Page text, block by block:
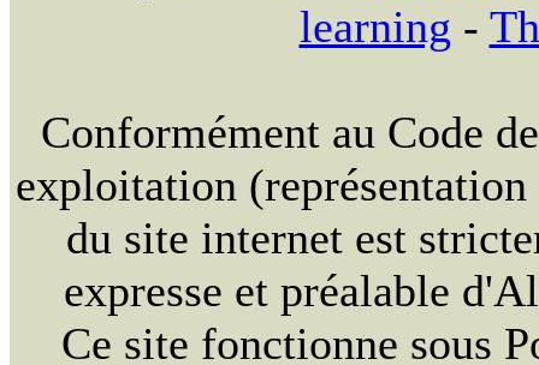
learning -
Conformément au Code
exploitation
du site internet est
expresse et préalable
Ce site fonctionne sous